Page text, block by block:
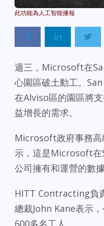
週三，Microsoft在
心園區破土動工。
在Alviso區的園區將
益增長的需求。
Microsoft政府事務
示，這是Microsoft在
公司擁有和運營的數據
HITT Contracting負
總裁John Kane表示